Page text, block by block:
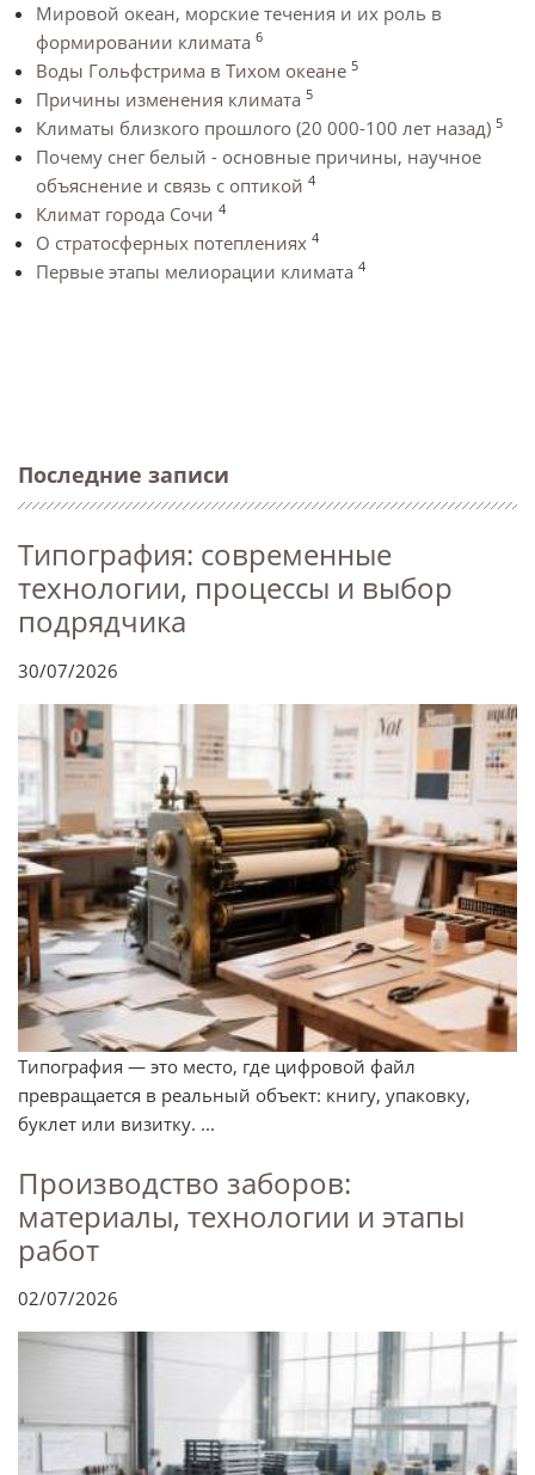
Мировой океан, морские течения и их роль в
формировании климата 6
Воды Гольфстрима в Тихом океане 5
Причины изменения климата 5
Климаты близкого прошлого (20 000-100 лет назад) 5
Почему снег белый - основные причины, научное
объяснение и связь с оптикой 4
Климат города Сочи 4
О стратосферных потеплениях 4
Первые этапы мелиорации климата 4
Последние записи
Типография: современные
технологии, процессы и выбор
подрядчика
30/07/2026
Типография — это место, где цифровой файл
превращается в реальный объект: книгу, упаковку,
буклет или визитку. ...
Производство заборов:
материалы, технологии и этапы
работ
02/07/2026